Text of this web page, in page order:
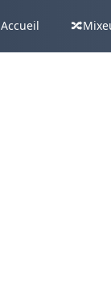
Accueil 🔀